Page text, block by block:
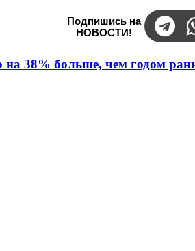
Подпишись на
НОВОСТИ!
на 38% больше, чем годом